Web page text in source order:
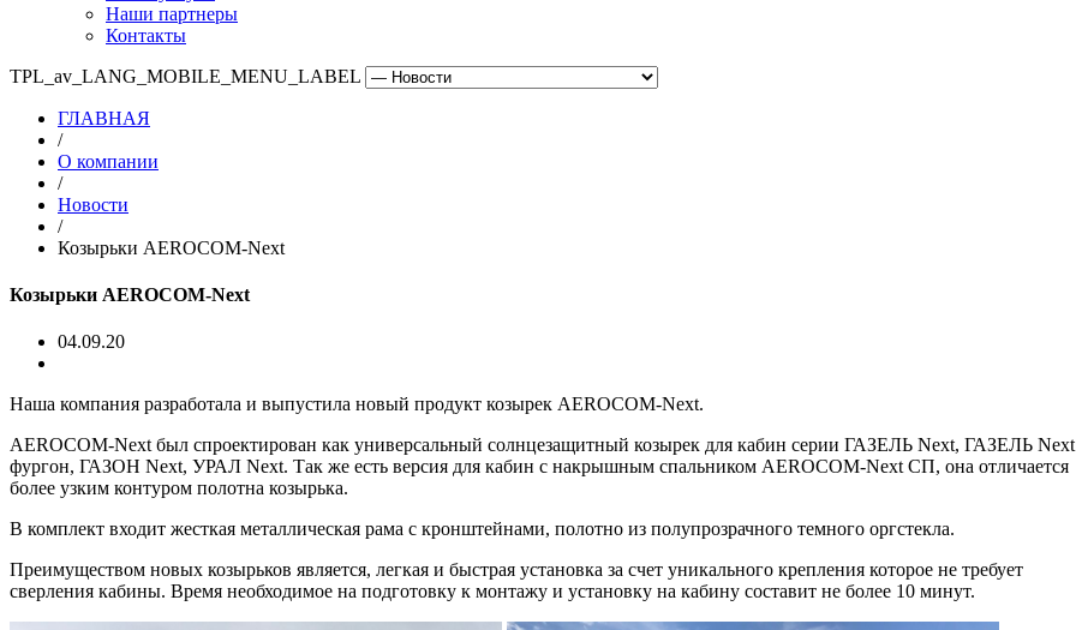
Наши партнеры
Контакты
TPL_av_LANG_MOBILE_MENU_LABEL
ГЛАВНАЯ
/
О компании
/
Новости
/
Козырьки AEROCOM-Next
Козырьки AEROCOM-Next
04.09.20
Наша компания разработала и выпустила новый продукт козырек AEROCOM-Next.
AEROCOM-Next был спроектирован как универсальный солнцезащитный козырек для кабин серии ГАЗЕЛЬ Next, ГАЗЕЛЬ Next
фургон, ГАЗОН Next, УРАЛ Next. Так же есть версия для кабин с накрышным спальником AEROCOM-Next СП, она отличается
более узким контуром полотна козырька.
В комплект входит жесткая металлическая рама с кронштейнами, полотно из полупрозрачного темного оргстекла.
Преимуществом новых козырьков является, легкая и быстрая установка за счет уникального крепления которое не требует
сверления кабины. Время необходимое на подготовку к монтажу и установку на кабину составит не более 10 минут.